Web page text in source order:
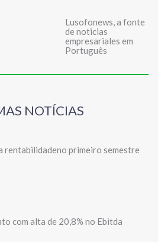
Lusofonews, a fonte
de noticias
empresariales em
Português
NOTÍCIAS
rentabilidadeno primeiro semestre
com alta de 20,8% no Ebitda